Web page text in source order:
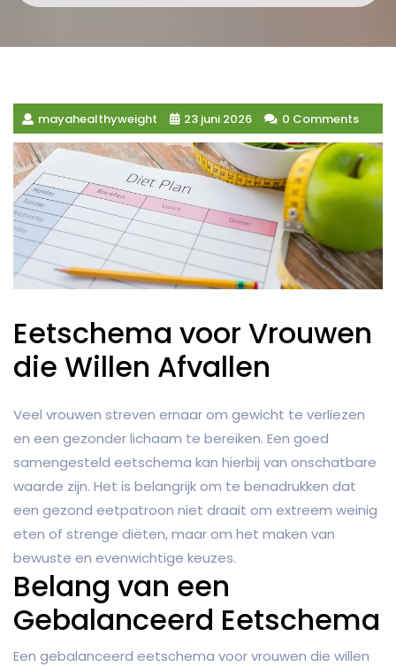
mayahealthyweight 23 juni 2026 0 Comments
Eetschema voor Vrouwen
die Willen Afvallen
Veel vrouwen streven ernaar om gewicht te verliezen
en een gezonder lichaam te bereiken. Een goed
samengesteld eetschema kan hierbij van onschatbare
waarde zijn. Het is belangrijk om te benadrukken dat
een gezond eetpatroon niet draait om extreem weinig
eten of strenge diëten, maar om het maken van
bewuste en evenwichtige keuzes.
Belang van een
Gebalanceerd Eetschema
Een gebalanceerd eetschema voor vrouwen die willen